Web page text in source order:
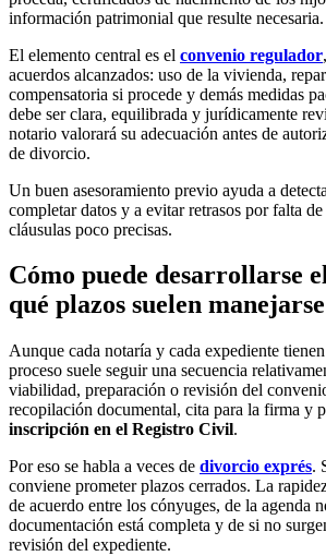
información patrimonial que resulte necesaria.
El elemento central es el convenio regulador
acuerdos alcanzados: uso de la vivienda,
compensatoria si procede y demás medidas
debe ser clara, equilibrada y jurídicamente
notario valorará su adecuación antes de
de divorcio.
Un buen asesoramiento previo ayuda a
completar datos y a evitar retrasos por falta
cláusulas poco precisas.
Cómo puede desarrollarse
qué plazos suelen manejarse
Aunque cada notaría y cada expediente
proceso suele seguir una secuencia
viabilidad, preparación o revisión del
recopilación documental, cita para la firma y
inscripción en el Registro Civil.
Por eso se habla a veces de divorcio exprés.
conviene prometer plazos cerrados. La
de acuerdo entre los cónyuges, de la agenda
documentación está completa y de si no
revisión del expediente.